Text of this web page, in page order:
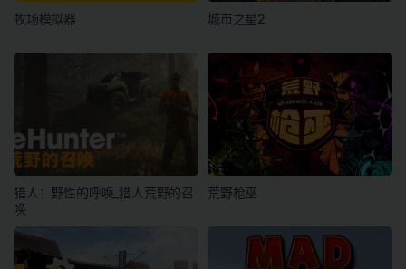
牧场模拟器 城市之星2
猎人：野性的呼唤_猎人荒野的召
唤
荒野枪巫